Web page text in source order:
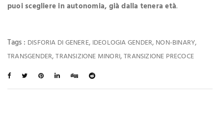
puoi scegliere in autonomia, già dalla tenera età.
Tags : DISFORIA DI GENERE, IDEOLOGIA GENDER, NON-BINARY,
TRANSGENDER,TRANSIZIONE MINORI,TRANSIZIONE PRECOCE